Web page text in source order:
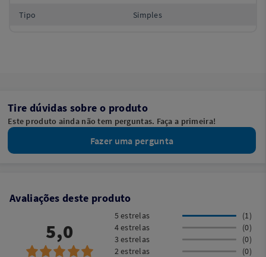
Tipo Simples
Tire dúvidas sobre o produto
Este produto ainda não tem perguntas. Faça a primeira!
Fazer uma pergunta
Avaliações deste produto
5,0
5 estrelas
(1)
4 estrelas
(0)
3 estrelas
(0)
2 estrelas
(0)